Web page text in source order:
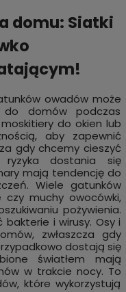
domu: Siatki
owadów może
domów podczas
do okien lub
aby zapewnić
gdy chcemy cieszyć
dostania się
mają tendencję do
Wiele gatunków
muchy owocówki,
pożywienia.
i wirusy. Osy i
zwłaszcza gdy
dostają się
światłem mają
w trakcie nocy. To
które wykorzystują